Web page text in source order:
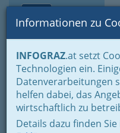
Informationen zu
INFOGRAZ.at setzt
Technologien ein.
Datenverarbeitungen
helfen dabei, das
wirtschaftlich zu
Details dazu finden
Home Branchen
Ernst
Reininghausstraße 49,
+43 650 5620 006